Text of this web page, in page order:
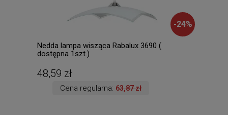
-24%
Nedda lampa wisząca Rabalux 3690 (
dostępna 1szt.)
48,59 zł
Cena regularna:63,87 zł